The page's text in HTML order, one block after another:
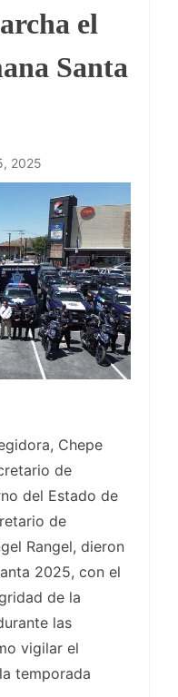
el
Santa
2025
Chepe
de
del Estado de
de
Rangel, dieron
2025, con el
de la
las
vigilar el
temporada